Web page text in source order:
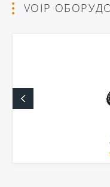
Я даю согласие на
Я даю согласие на
VOIP